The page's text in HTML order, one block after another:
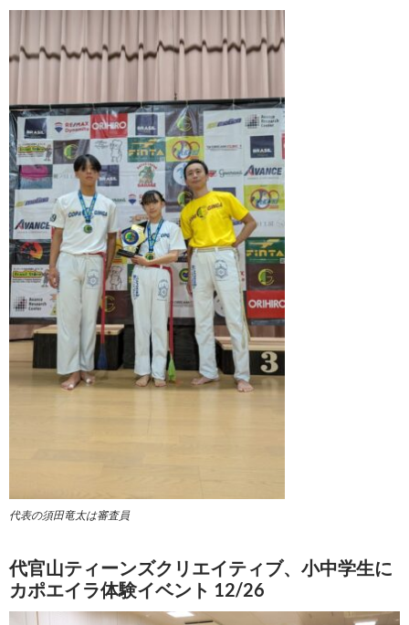
代表の須田竜太は審査員
代官山ティーンズクリエイティブ、小中学生に
カポエイラ体験イベント 12/26